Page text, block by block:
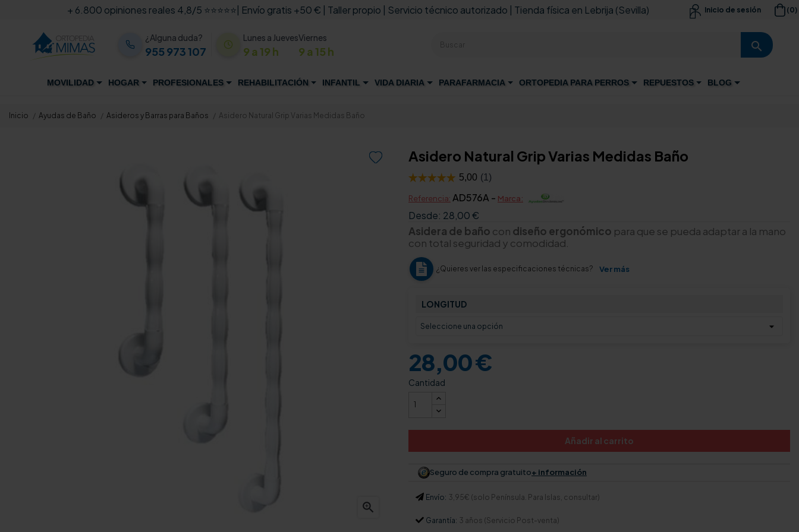
+ 6.800 opiniones reales 4,8/5 ⭐⭐⭐⭐⭐| Envío gratis +50 € | Taller propio | Servicio técnico autorizado | Tienda física en Lebrija (Sevilla)  Inicio de sesión (0)
¿Alguna duda?
955 973 107
Lunes a Jueves
9 a 19 h
Viernes
9 a 15 h search
MOVILIDAD HOGAR PROFESIONALES REHABILITACIÓN INFANTIL VIDA DIARIA PARAFARMACIA ORTOPEDIA PARA PERROS REPUESTOS BLOG
Inicio Ayudas de Baño Asideros y Barras para Baños Asidero Natural Grip Varias Medidas Baño


Asidero Natural Grip Varias Medidas Baño
Referencia: AD576A - Marca:
Desde: 28,00 €
Asidera de baño con diseño ergonómico para que se pueda adaptar a la mano
con total seguridad y comodidad.
¿Quieres ver las especificaciones técnicas? Ver más
LONGITUD
28,00 €
Cantidad
Añadir al carrito
Seguro de compra gratuito+ información
Envío: 3,95€ (solo Península. Para Islas, consultar)
Garantía: 3 años (Servicio Post-venta)